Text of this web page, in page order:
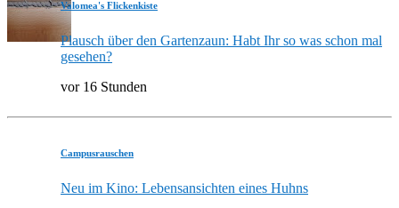
Valomea's Flickenkiste
Plausch über den Gartenzaun: Habt Ihr so was schon mal
gesehen?
vor 16 Stunden
Campusrauschen
Neu im Kino: Lebensansichten eines Huhns